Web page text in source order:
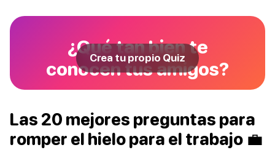
¿Qué tan bien te
conocen tus amigos?
Crea tu propio Quiz
Las 20 mejores preguntas para
romper el hielo para el trabajo 💼